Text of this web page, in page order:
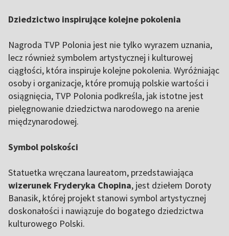
Dziedzictwo inspirujące kolejne pokolenia
Nagroda TVP Polonia jest nie tylko wyrazem uznania,
lecz również symbolem artystycznej i kulturowej
ciągłości, która inspiruje kolejne pokolenia. Wyróżniając
osoby i organizacje, które promują polskie wartości i
osiągnięcia, TVP Polonia podkreśla, jak istotne jest
pielęgnowanie dziedzictwa narodowego na arenie
międzynarodowej.
Symbol polskości
Statuetka wręczana laureatom, przedstawiająca
wizerunek Fryderyka Chopina, jest dziełem Doroty
Banasik, której projekt stanowi symbol artystycznej
doskonałości i nawiązuje do bogatego dziedzictwa
kulturowego Polski.